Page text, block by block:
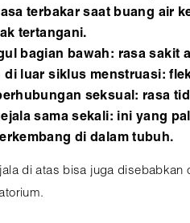
terbakar saat buang air
tertangani.
bagian bawah: rasa sakit
di luar siklus menstruasi:
seksual: rasa
sama sekali: ini yang
di dalam tubuh.
di atas bisa juga